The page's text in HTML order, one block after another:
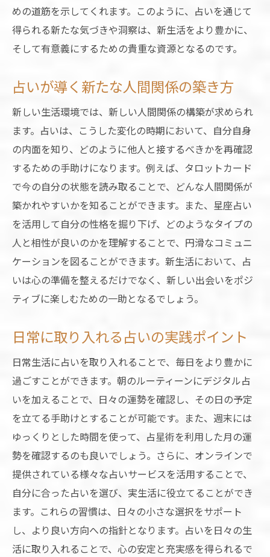
めの道筋を示してくれます。このように、占いを通じて
得られる新たな気づきや洞察は、新生活をより豊かに、
そして有意義にするための貴重な資源となるのです。
占いが導く新たな人間関係の築き方
新しい生活環境では、新しい人間関係の構築が求められ
ます。占いは、こうした変化の時期において、自分自身
の内面を知り、どのように他人と接するべきかを再確認
するための手助けになります。例えば、タロットカード
で今の自分の状態を読み取ることで、どんな人間関係が
築かれやすいかを知ることができます。また、星座占い
を活用して自分の性格を掘り下げ、どのようなタイプの
人と相性が良いのかを理解することで、円滑なコミュニ
ケーションを図ることができます。新生活において、占
いは心の準備を整えるだけでなく、新しい出会いをポジ
ティブに楽しむための一助となるでしょう。
日常に取り入れる占いの実践ポイント
日常生活に占いを取り入れることで、毎日をより豊かに
過ごすことができます。朝のルーティーンにデジタル占
いを加えることで、日々の運勢を確認し、その日の予定
を立てる手助けとすることが可能です。また、週末には
ゆっくりとした時間を使って、占星術を利用した月の運
勢を確認するのも良いでしょう。さらに、オンラインで
提供されている様々な占いサービスを活用することで、
自分に合った占いを選び、実生活に役立てることができ
ます。これらの習慣は、日々の小さな選択をサポート
し、より良い方向への指針となります。占いを日々の生
活に取り入れることで、心の安定と充実感を得られるで